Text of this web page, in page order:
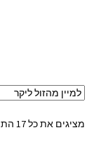
מציגים את כל ⁦17⁩ התוצאות